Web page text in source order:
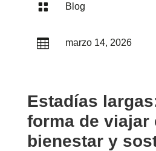
 Blog
 marzo 14, 2026
Estadías
forma de viajar
bienestar y